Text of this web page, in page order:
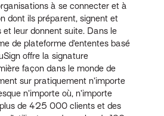
à se connecter et à
dont ils préparent, signent et
et leur donnent suite. Dans le
de plateforme d’ententes basé
offre la signature
façon dans le monde de
sur pratiquement n’importe
n’importe où, n’importe
plus de 425 000 clients et des